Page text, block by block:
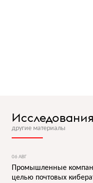
Исследования
другие материалы
06 АВГ
Промышленные
целью почтовых